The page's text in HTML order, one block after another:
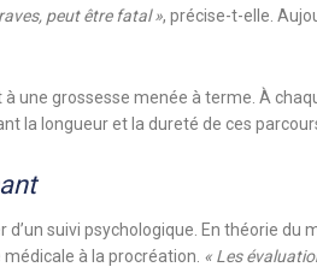
peut être fatal », précise-t-elle.
une grossesse menée à terme. À
la longueur et la dureté de ces
suivi psychologique. En théorie
à la procréation. « Les